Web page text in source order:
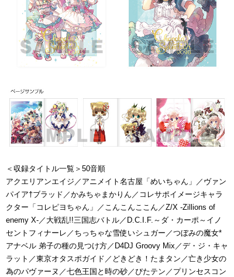
＜収録タイトル一覧＞50音順
アクエリアンエイジ／アニメイト名古屋「めいちゃん」／ヴァン
パイア†ブラッド／かみちゃまかりん／コレサポイメージキャラ
クター「コレピヨちゃん」／こんこんここん／Z/X -Zillions of
enemy X-／大戦乱!!三国志バトル／D.C.I.F.～ダ・カーポ～イノ
セントフィナーレ／ちっちゃな雪使いシュガー／つぼみの魔女*
アナベル 弟子の種の見つけ方／D4DJ Groovy Mix／デ・ジ・キャ
ラット／東京オタスポガイド／どきどき！たまタン／亡き少女の
為のパヴァーヌ／七色王国と時の砂／ぴたテン／プリンセスコン